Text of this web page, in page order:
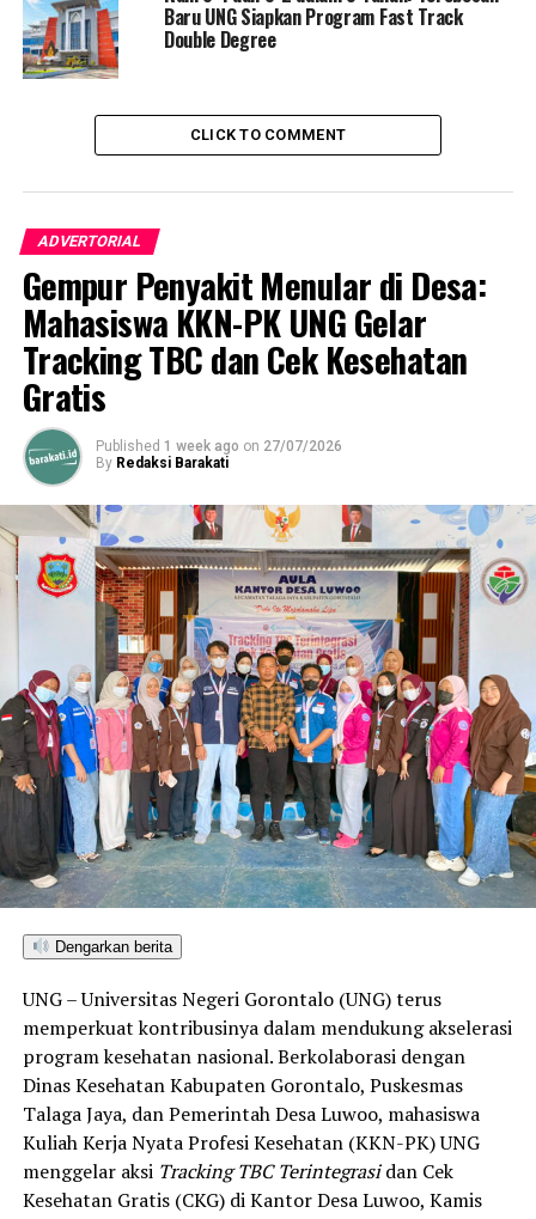
Terakhir Karmila menginginkan BEM yang baru bisa
terlibat penuh dan menjadi ujung tombak Universitas
khususnya di bidang kemahasiswaan.
RELATED TOPICS: BEM UNG KARMILA MAHMUD
PILBEM
UNIVERSITAS NEGERI GORONTALO
WAKIL REKTOR BIDANG KEMAHASISWAAN
UP NEXT
Reiner Ointoe : Bedah Buku “Mengayuh di Antara
Gelombang”, Upaya Penjajakan Kembali Intelektual
Gorontalo di Sulawesi Utara
Pemda Pohuwato Kembali Terima Penghargaan dari
Pemerintah Pusat
Baru UNG Siapkan Program Fast Track
Double Degree
CLICK TO COMMENT
ADVERTORIAL
Gempur Penyakit Menular di Desa:
Mahasiswa KKN-PK UNG Gelar
Tracking TBC dan Cek Kesehatan
Gratis
Published 1 week ago on 27/07/2026
By Redaksi Barakati
Dengarkan berita
UNG – Universitas Negeri Gorontalo (UNG) terus
memperkuat kontribusinya dalam mendukung akselerasi
program kesehatan nasional. Berkolaborasi dengan
Dinas Kesehatan Kabupaten Gorontalo, Puskesmas
Talaga Jaya, dan Pemerintah Desa Luwoo, mahasiswa
Kuliah Kerja Nyata Profesi Kesehatan (KKN-PK) UNG
menggelar aksi Tracking TBC Terintegrasidan Cek
Kesehatan Gratis (CKG) di Kantor Desa Luwoo, Kamis